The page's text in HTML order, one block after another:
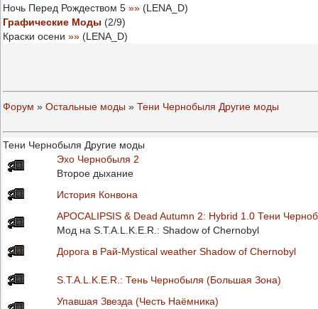
Ночь Перед Рождеством 5 »» (LENA_D)
Графические Моды (2/9)
Краски осени »» (LENA_D)
Форум » Остальные моды » Тени Чернобыля Другие моды
Тени Чернобыля Другие моды
Эхо Чернобыля 2
Второе дыхание
История Конвона
APOCALIPSIS & Dead Autumn 2: Hybrid 1.0 Тени
Мод на S.T.A.L.K.E.R.: Shadow of Chernobyl
Дорога в Рай-Mystical weather Shadow of Chernobyl
S.T.A.L.K.E.R.: Тень Чернобыля (Большая Зона)
Упавшая Звезда (Честь Наёмника)